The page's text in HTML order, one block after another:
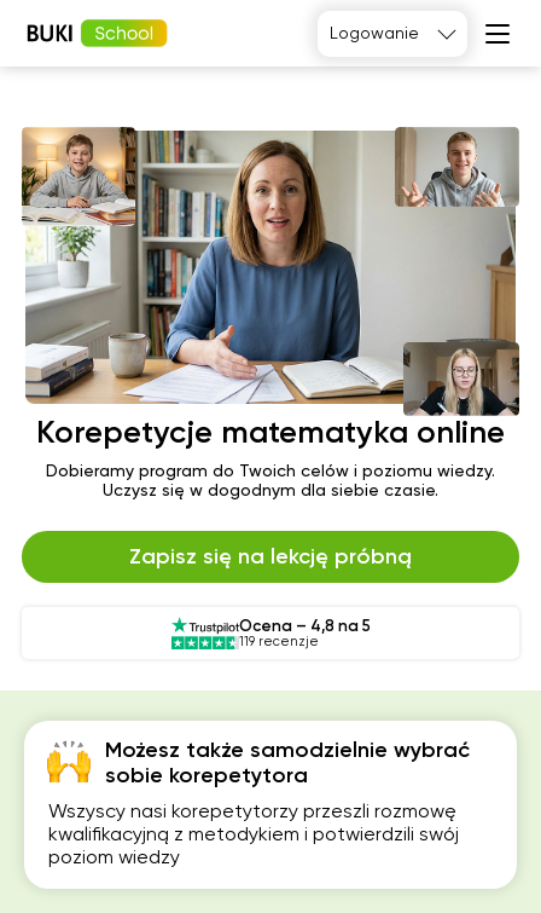
Matematyka
Fizyka
Język polski
Chemia
Biologia
francuski
niemiecki
Język
hiszpański
Logowanie
Możesz także samodzielnie wybrać
sobie korepetytora
Wszyscy nasi korepetytorzy przeszli rozmowę
kwalifikacyjną z metodykiem i potwierdzili swój
poziom wiedzy
Korepetycje matematyka online
Dobieramy program do Twoich celów i poziomu wiedzy.
Uczysz się w dogodnym dla siebie czasie.
Zapisz się na lekcję próbną
Ocena – 4,8 na 5
119 recenzje
Tak, poproszę